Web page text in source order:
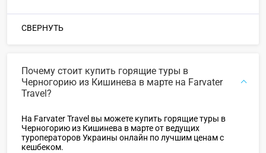
СВЕРНУТЬ
Почему стоит купить горящие туры в
Черногорию из Кишинева в марте на Farvater
Travel?
На Farvater Travel вы можете купить горящие туры в
Черногорию из Кишинева в марте от ведущих
туроператоров Украины онлайн по лучшим ценам с
кешбеком.